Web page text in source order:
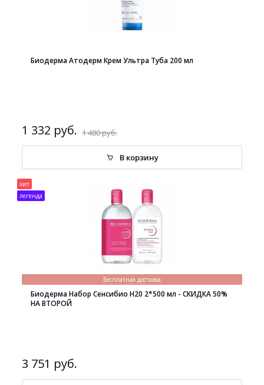
Биодерма Атодерм Крем Ультра Туба 200 мл
1 332 руб. 1 480 руб.
В корзину
хит
легенда
Бесплатная доставка
Биодерма Набор Сенсибио H20 2*500 мл - СКИДКА 50%
НА ВТОРОЙ
3 751 руб.